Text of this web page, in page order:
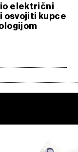
električni
osvojiti kupce